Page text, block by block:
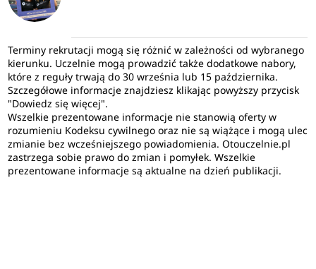
Terminy rekrutacji mogą się różnić w zależności od wybranego
kierunku. Uczelnie mogą prowadzić także dodatkowe nabory,
które z reguły trwają do 30 września lub 15 października.
Szczegółowe informacje znajdziesz klikając powyższy przycisk
"Dowiedz się więcej".
Wszelkie prezentowane informacje nie stanowią oferty w
rozumieniu Kodeksu cywilnego oraz nie są wiążące i mogą ulec
zmianie bez wcześniejszego powiadomienia. Otouczelnie.pl
zastrzega sobie prawo do zmian i pomyłek. Wszelkie
prezentowane informacje są aktualne na dzień publikacji.